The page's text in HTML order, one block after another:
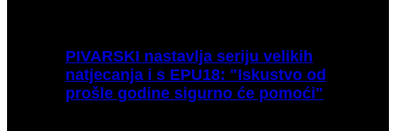
PIVARSKI nastavlja seriju velikih
natjecanja i s EPU18: "Iskustvo od
prošle godine sigurno će pomoći"